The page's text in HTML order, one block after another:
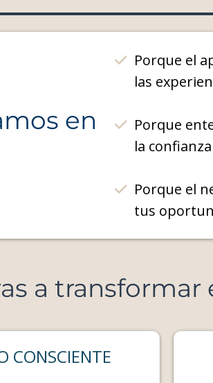
en
Porque el
las
Porque
la
Porque el
tus
a transformar
CONSCIENTE